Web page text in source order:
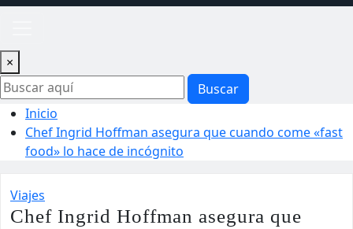
×
Buscar
Inicio
Chef Ingrid Hoffman asegura que cuando come «fast
food» lo hace de incógnito
Viajes
Chef Ingrid Hoffman asegura que